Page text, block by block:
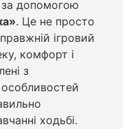
допомогою
. Це не просто
ігровий
комфорт і
з
ходьбі.